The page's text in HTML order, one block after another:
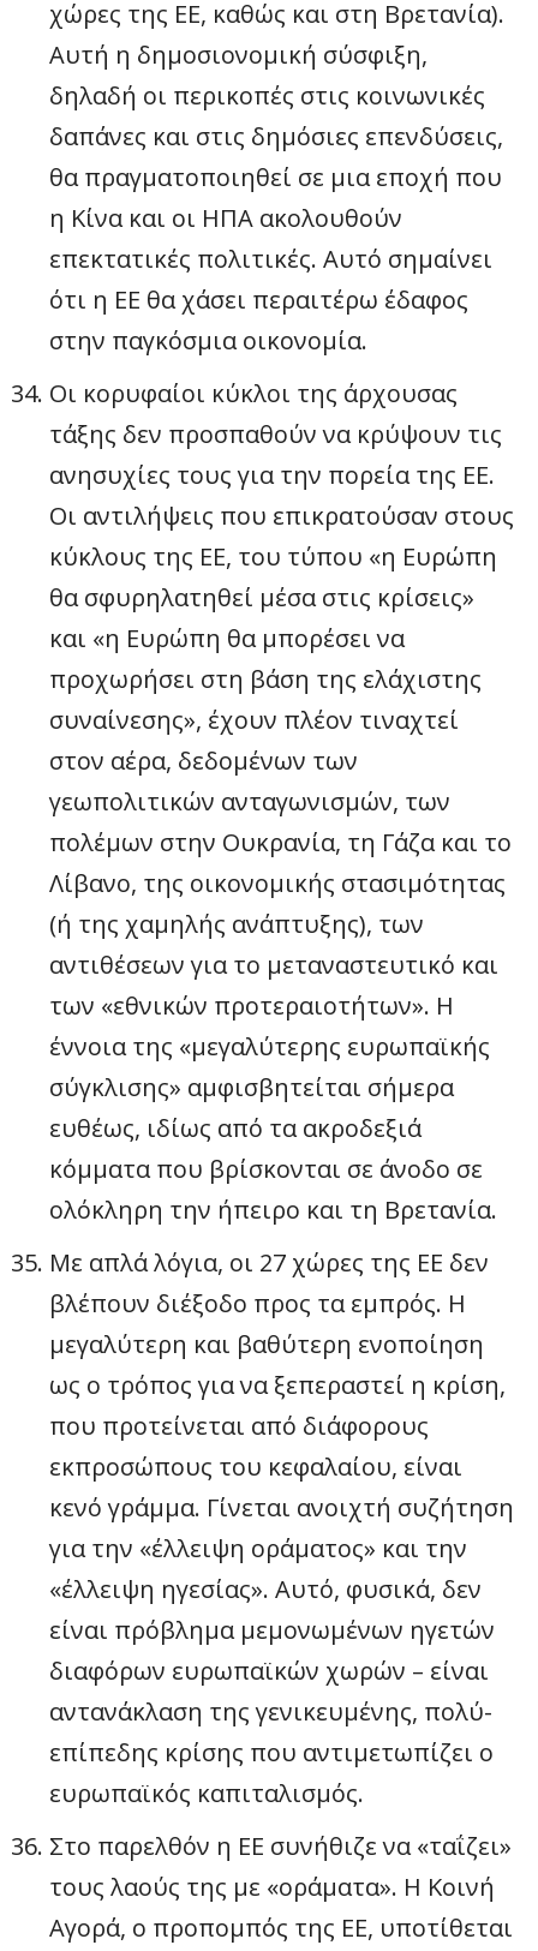
χώρες της ΕΕ, καθώς και στη Βρετανία).
Αυτή η δημοσιονομική σύσφιξη,
δηλαδή οι περικοπές στις κοινωνικές
δαπάνες και στις δημόσιες επενδύσεις,
θα πραγματοποιηθεί σε μια εποχή που
η Κίνα και οι ΗΠΑ ακολουθούν
επεκτατικές πολιτικές. Αυτό σημαίνει
ότι η ΕΕ θα χάσει περαιτέρω έδαφος
στην παγκόσμια οικονομία.
Οι κορυφαίοι κύκλοι της άρχουσας
τάξης δεν προσπαθούν να κρύψουν τις
ανησυχίες τους για την πορεία της ΕΕ.
Οι αντιλήψεις που επικρατούσαν στους
κύκλους της ΕΕ, του τύπου «η Ευρώπη
θα σφυρηλατηθεί μέσα στις κρίσεις»
και «η Ευρώπη θα μπορέσει να
προχωρήσει στη βάση της ελάχιστης
συναίνεσης», έχουν πλέον τιναχτεί
στον αέρα, δεδομένων των
γεωπολιτικών ανταγωνισμών, των
πολέμων στην Ουκρανία, τη Γάζα και το
Λίβανο, της οικονομικής στασιμότητας
(ή της χαμηλής ανάπτυξης), των
αντιθέσεων για το μεταναστευτικό και
των «εθνικών προτεραιοτήτων». Η
έννοια της «μεγαλύτερης ευρωπαϊκής
σύγκλισης» αμφισβητείται σήμερα
ευθέως, ιδίως από τα ακροδεξιά
κόμματα που βρίσκονται σε άνοδο σε
ολόκληρη την ήπειρο και τη Βρετανία.
Με απλά λόγια, οι 27 χώρες της ΕΕ δεν
βλέπουν διέξοδο προς τα εμπρός. Η
μεγαλύτερη και βαθύτερη ενοποίηση
ως ο τρόπος για να ξεπεραστεί η κρίση,
που προτείνεται από διάφορους
εκπροσώπους του κεφαλαίου, είναι
κενό γράμμα. Γίνεται ανοιχτή συζήτηση
για την «έλλειψη οράματος» και την
«έλλειψη ηγεσίας». Αυτό, φυσικά, δεν
είναι πρόβλημα μεμονωμένων ηγετών
διαφόρων ευρωπαϊκών χωρών – είναι
αντανάκλαση της γενικευμένης, πολύ-
επίπεδης κρίσης που αντιμετωπίζει ο
ευρωπαϊκός καπιταλισμός.
Στο παρελθόν η ΕΕ συνήθιζε να «ταΐζει»
τους λαούς της με «οράματα». Η Κοινή
Αγορά, ο προπομπός της ΕΕ, υποτίθεται